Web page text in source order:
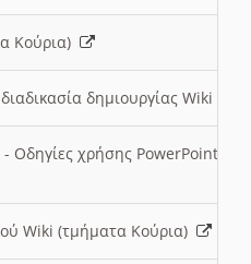
Κούρια)
δημιουργίας Wiki
Οδηγίες χρήσης PowerPoint
Wiki (τμήματα Κούρια)